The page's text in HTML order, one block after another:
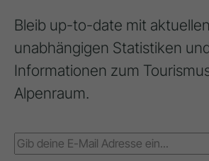
Bleib up-to-date mit
unabhängigen Statistiken
Informationen zum
Alpenraum.